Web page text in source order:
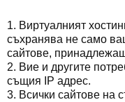
1. Виртуалният
съхранява не само
сайтове,
2. Вие и другите
същия IP адрес.
3. Всички сайтове на